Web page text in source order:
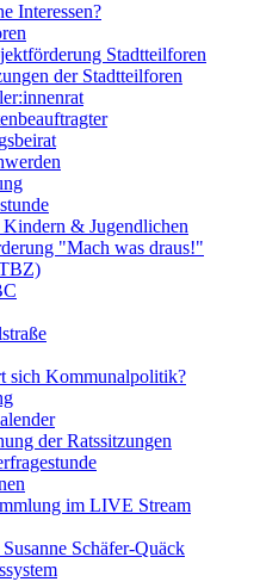
Interessen?
Stadtteilforen
der Stadtteilforen
& Jugendlichen
"Mach was draus!"
sich Kommunalpolitik?
der Ratssitzungen
im LIVE Stream
Schäfer-Quäck